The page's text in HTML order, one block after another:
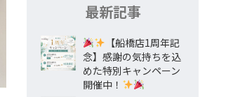
最新記事
【船橋店1周年記
念】感謝の気持ちを込
めた特別キャンペーン
開催中！